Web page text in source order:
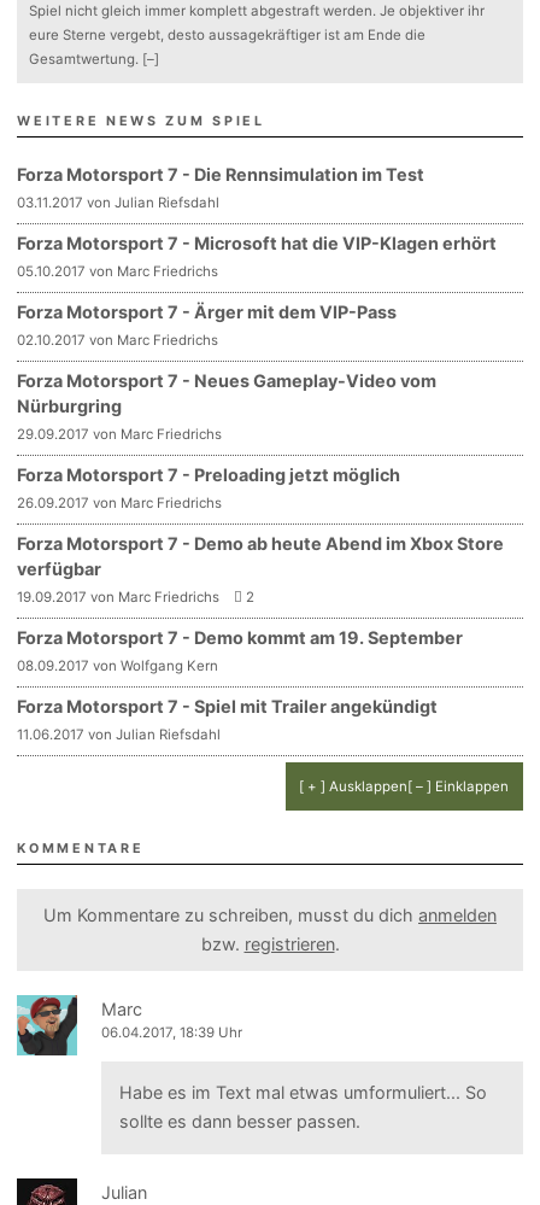
Spiel nicht gleich immer komplett abgestraft werden. Je objektiver ihr
eure Sterne vergebt, desto aussagekräftiger ist am Ende die
Gesamtwertung. [–]
WEITERE NEWS ZUM SPIEL
Forza Motorsport 7 - Die Rennsimulation im Test
03.11.2017 von Julian Riefsdahl
Forza Motorsport 7 - Microsoft hat die VIP-Klagen erhört
05.10.2017 von Marc Friedrichs
Forza Motorsport 7 - Ärger mit dem VIP-Pass
02.10.2017 von Marc Friedrichs
Forza Motorsport 7 - Neues Gameplay-Video vom
Nürburgring
29.09.2017 von Marc Friedrichs
Forza Motorsport 7 - Preloading jetzt möglich
26.09.2017 von Marc Friedrichs
Forza Motorsport 7 - Demo ab heute Abend im Xbox Store
verfügbar
19.09.2017 von Marc Friedrichs 2
Forza Motorsport 7 - Demo kommt am 19. September
08.09.2017 von Wolfgang Kern
Forza Motorsport 7 - Spiel mit Trailer angekündigt
11.06.2017 von Julian Riefsdahl
[ + ] Ausklappen[ – ] Einklappen
KOMMENTARE
Um Kommentare zu schreiben, musst du dich anmelden
bzw. registrieren.
Marc
06.04.2017, 18:39 Uhr
Habe es im Text mal etwas umformuliert... So
sollte es dann besser passen.
Julian